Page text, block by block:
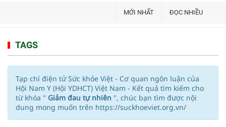
MỚI NHẤT ĐỌC NHIỀU
TAGS
Tạp chí điện tử Sức khỏe Việt - Cơ quan ngôn luận của
Hội Nam Y (Hội YDHCT) Việt Nam - Kết quả tìm kiếm cho
từ khóa " Giảm đau tự nhiên ", chúc bạn tìm được nội
dung mong muốn trên https://suckhoeviet.org.vn/